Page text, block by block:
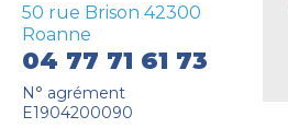
50 rue Brison 42300
Roanne
04 77 71 61 73
N° agrément
E1904200090